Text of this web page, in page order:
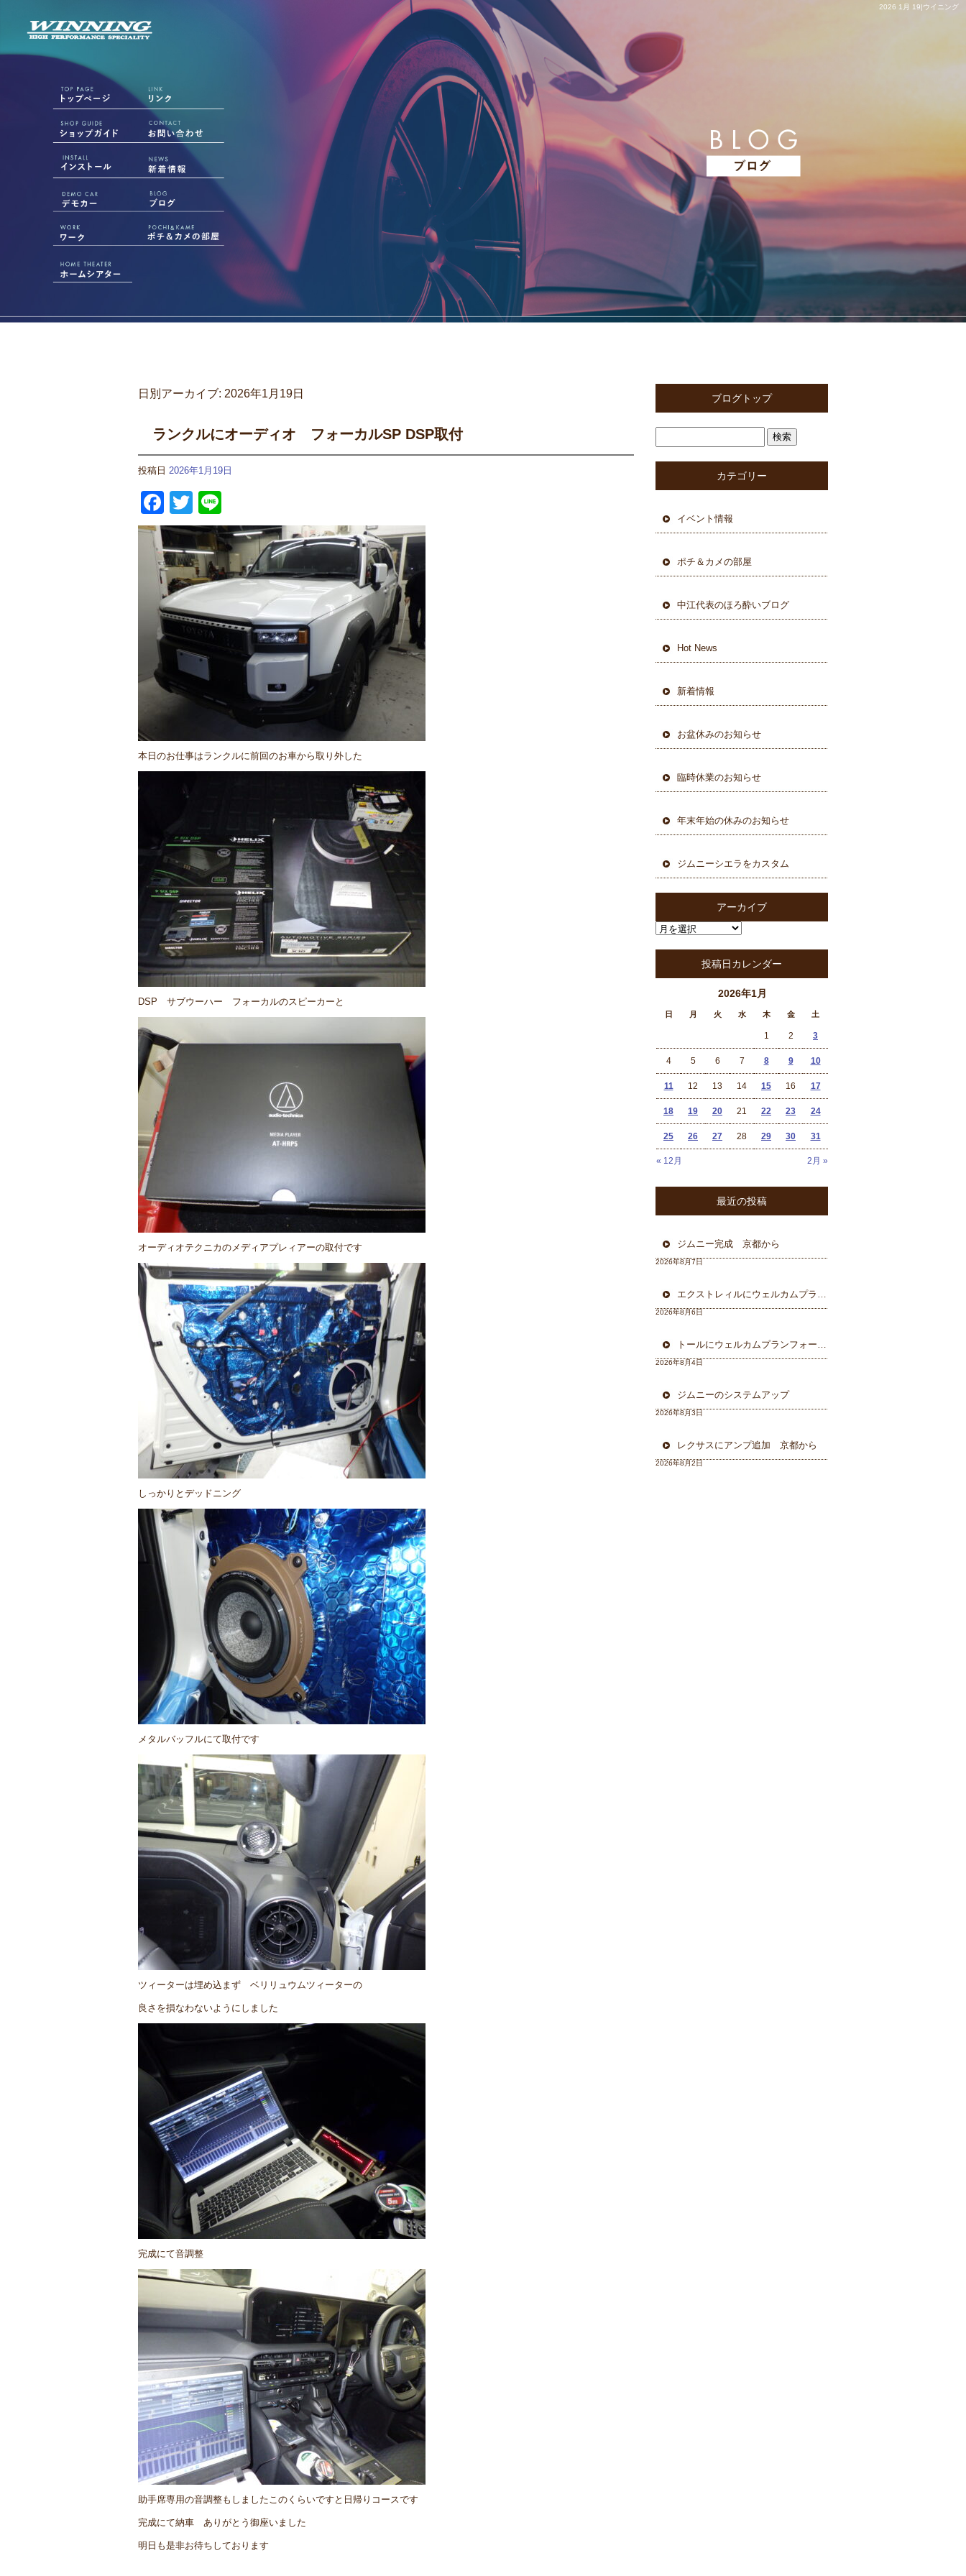
2026 1月 19|ウイニング
日別アーカイブ: 2026年1月19日
ランクルにオーディオ フォーカルSP DSP取付
投稿日 2026年1月19日
Facebook
Twitter
本日のお仕事はランクルに前回のお車から取り外した
DSP サブウーハー フォーカルのスピーカーと
オーディオテクニカのメディアプレィアーの取付です
しっかりとデッドニング
メタルバッフルにて取付です
ツィーターは埋め込まず ベリリュウムツィーターの
良さを損なわないようにしました
完成にて音調整
助手席専用の音調整もしましたこのくらいですと日帰りコースです
完成にて納車 ありがとう御座いました
明日も是非お待ちしております
ブログトップ
カテゴリー
イベント情報
ポチ＆カメの部屋
中江代表のほろ酔いブログ
Hot News
新着情報
お盆休みのお知らせ
臨時休業のお知らせ
年末年始の休みのお知らせ
ジムニーシエラをカスタム
アーカイブ
投稿日カレンダー
2026年1月
日 月 火 水 木 金 土
« 12月 2月 »
1 2 3
4 5 6 7 8 9 10
11 12 13 14 15 16 17
18 19 20 21 22 23 24
25 26 27 28 29 30 31
最近の投稿
ジムニー完成 京都から
2026年8月7日
エクストレィルにウェルカムプラン フォーカル三重県から
2026年8月6日
トールにウェルカムプランフォーカルスピーカー＆ウーハー
2026年8月4日
ジムニーのシステムアップ
2026年8月3日
レクサスにアンプ追加 京都から
2026年8月2日